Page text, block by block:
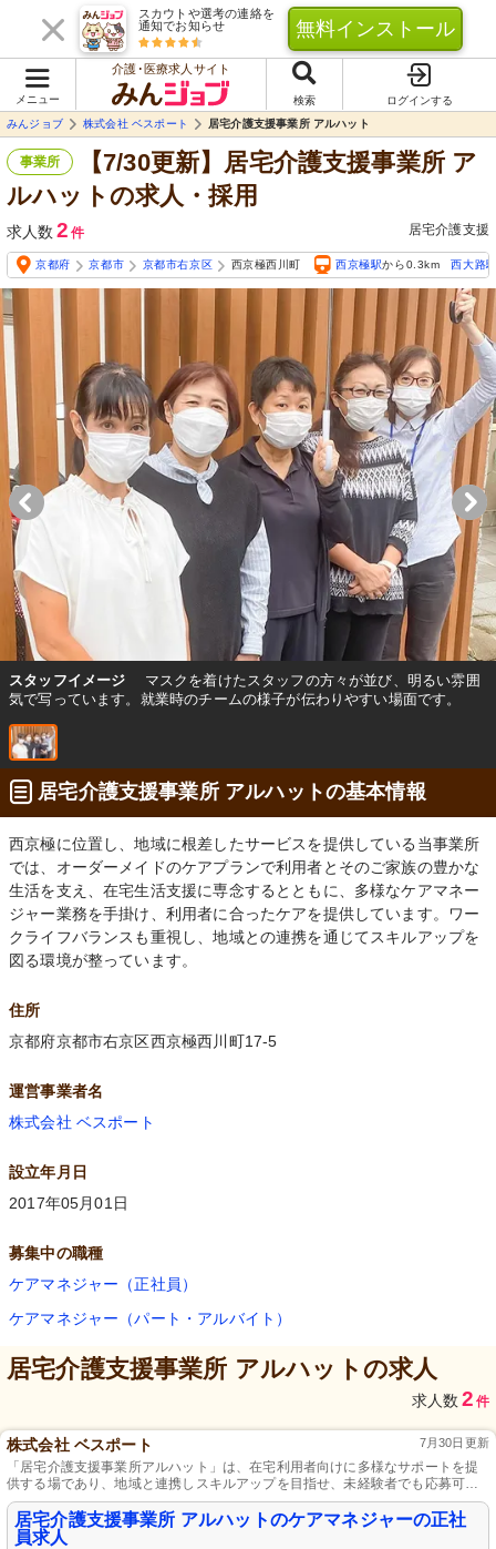
スカウトや選考の連絡を
通知でお知らせ
無料インストール
メニュー
介護･医療求人サイト
検索
ログインする
みんジョブ
株式会社 ベスポート 居宅介護支援事業所 アルハット
事業所
【7/30更新】居宅介護支援事業所 ア
ルハットの求人・採用
求人数 2 件 居宅介護支援
京都府 京都市 京都市右京区 西京極西川町 西京極駅から0.3km 西大路
スタッフイメージ
マスクを着けたスタッフの方々が並び、明るい雰囲
気で写っています。就業時のチームの様子が伝わりやすい場面です。
居宅介護支援事業所 アルハットの基本情報
西京極に位置し、地域に根差したサービスを提供している当事業所
では、オーダーメイドのケアプランで利用者とそのご家族の豊かな
生活を支え、在宅生活支援に専念するとともに、多様なケアマネー
ジャー業務を手掛け、利用者に合ったケアを提供しています。ワー
クライフバランスも重視し、地域との連携を通じてスキルアップを
図る環境が整っています。
住所
京都府京都市右京区西京極西川町17-5
運営事業者名
株式会社 ベスポート
設立年月日
2017年05月01日
募集中の職種
ケアマネジャー（正社員）
ケアマネジャー（パート・アルバイト）
居宅介護支援事業所 アルハット の求人
求人数 2 件
株式会社 ベスポート 7月30日更新
「居宅介護支援事業所アルハット」は、在宅利用者向けに多様なサポートを提
供する場であり、地域と連携しスキルアップを目指せ、未経験者でも応募可能
な残業ほぼ無しの働きやすい環境を提供しています。
居宅介護支援事業所 アルハットのケアマネジャーの正社
員求人